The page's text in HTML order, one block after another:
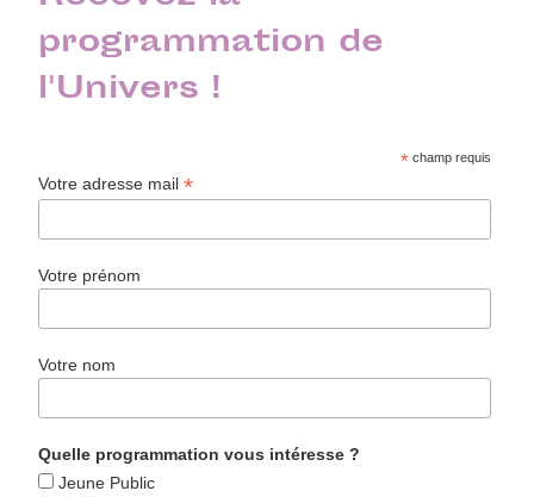
programmation de
l'Univers !
* champ requis
Votre adresse mail*
Votre prénom
Votre nom
Quelle programmation vous intéresse ?
Jeune Public